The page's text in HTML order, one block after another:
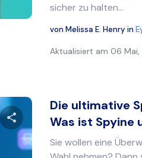
Facebook Link kopieren
sicher zu halten...
vonMelissa E. Henry in
Aktualisiert am 06
Diesen Artikel teilen
Die ultimative
Was ist Spyine
Sie wollen eine